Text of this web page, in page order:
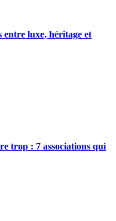
entre luxe, héritage et
trop : 7 associations qui